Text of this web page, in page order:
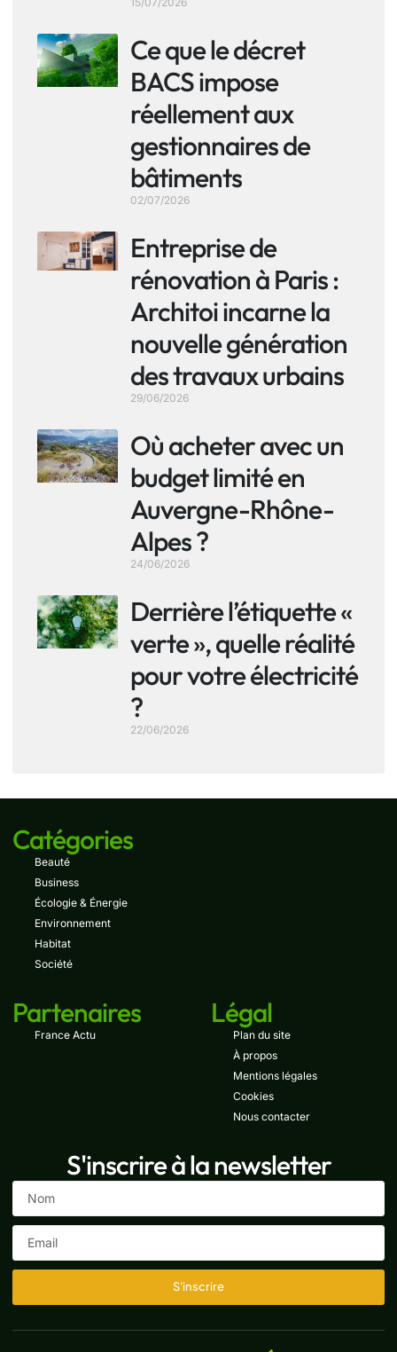
Ce que le décret
BACS impose
réellement aux
gestionnaires de
bâtiments
02/07/2026
Entreprise de
rénovation à Paris :
Architoi incarne la
nouvelle génération
des travaux urbains
29/06/2026
Où acheter avec un
budget limité en
Auvergne-Rhône-
Alpes ?
24/06/2026
Derrière l’étiquette «
verte », quelle réalité
pour votre électricité
?
22/06/2026
Catégories
Beauté
Business
Écologie & Énergie
Environnement
Habitat
Société
Partenaires
France Actu
Légal
Plan du site
À propos
Mentions légales
Cookies
Nous contacter
S'inscrire à la newsletter
S'inscrire